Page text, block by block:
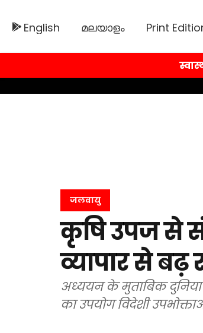
English മലയാളം Print
जलवायु
कृषि उपज से
व्यापार से बढ़
अध्ययन के मुताबिक
का उपयोग विदेशी